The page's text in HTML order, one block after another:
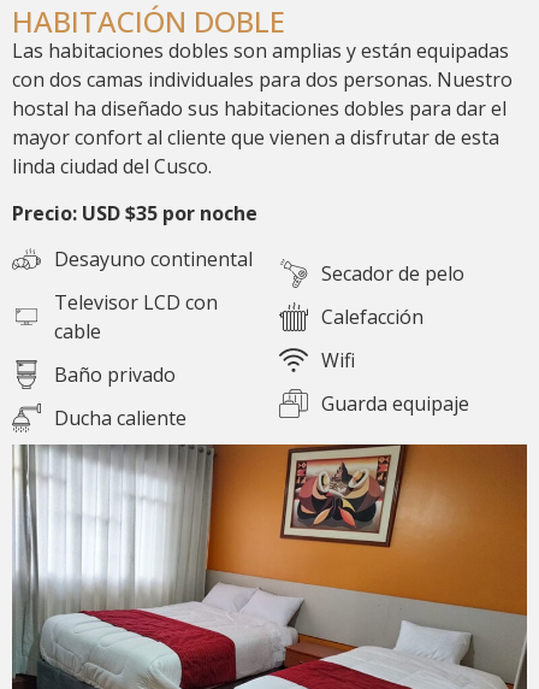
HABITACIÓN DOBLE
Las habitaciones dobles son amplias y están equipadas
con dos camas individuales para dos personas. Nuestro
hostal ha diseñado sus habitaciones dobles para dar el
mayor confort al cliente que vienen a disfrutar de esta
linda ciudad del Cusco.
Precio: USD $35 por noche
Desayuno continental
Televisor LCD con
cable
Baño privado
Ducha caliente
Secador de pelo
Calefacción
Wifi
Guarda equipaje